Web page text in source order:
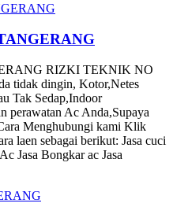
RIZKI TEKNIK NO
tidak dingin, Kotor,Netes
Tak Sedap,Indoor
perawatan Ac Anda,Supaya
Menghubungi kami Klik
laen sebagai berikut: Jasa cuci
Jasa Bongkar ac Jasa